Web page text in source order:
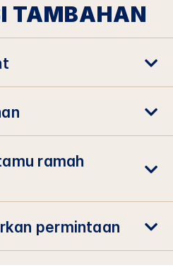
TAMBAHAN
ramah
permintaan